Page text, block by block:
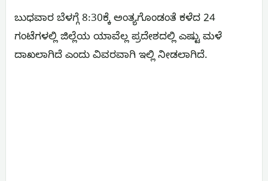
ಬುಧವಾರ ಬೆಳಗ್ಗೆ 8:30ಕ್ಕೆ ಅಂತ್ಯಗೊಂಡಂತೆ ಕಳೆದ 24
ಗಂಟೆಗಳಲ್ಲಿ ಜಿಲ್ಲೆಯ ಯಾವೆಲ್ಲ ಪ್ರದೇಶದಲ್ಲಿ ಎಷ್ಟು ಮಳೆ
ದಾಖಲಾಗಿದೆ ಎಂದು ವಿವರವಾಗಿ ಇಲ್ಲಿ ನೀಡಲಾಗಿದೆ.